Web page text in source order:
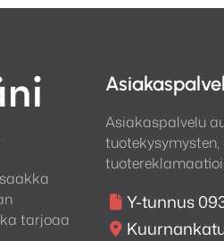
tarjoaa
Asiakaspalvelu
Y-tunnus